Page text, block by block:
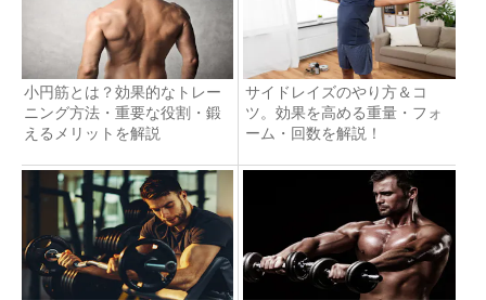
小円筋とは？効果的なトレー
ニング方法・重要な役割・鍛
えるメリットを解説
サイドレイズのやり方＆コ
ツ。効果を高める重量・フォ
ーム・回数を解説！